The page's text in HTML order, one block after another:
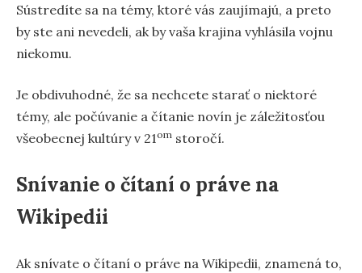
Sústredíte sa na témy, ktoré vás zaujímajú, a preto
by ste ani nevedeli, ak by vaša krajina vyhlásila vojnu
niekomu.
Je obdivuhodné, že sa nechcete starať o niektoré
témy, ale počúvanie a čítanie novín je záležitosťou
všeobecnej kultúry v 21om storočí.
Snívanie o čítaní o práve na
Wikipedii
Ak snívate o čítaní o práve na Wikipedii, znamená to,